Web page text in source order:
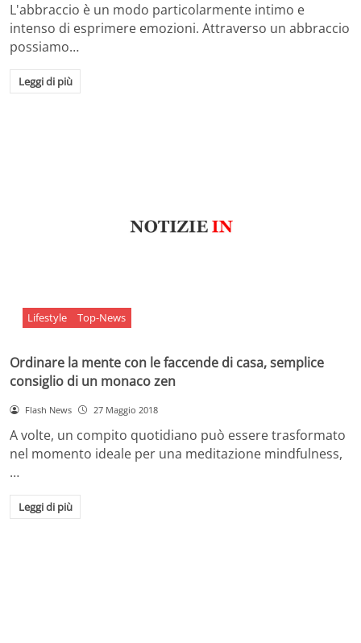
L'abbraccio è un modo particolarmente intimo e
intenso di esprimere emozioni. Attraverso un abbraccio
possiamo…
Leggi di più
Lifestyle Top-News
Ordinare la mente con le faccende di casa, semplice
consiglio di un monaco zen
Flash News 27 Maggio 2018
A volte, un compito quotidiano può essere trasformato
nel momento ideale per una meditazione mindfulness,
…
Leggi di più